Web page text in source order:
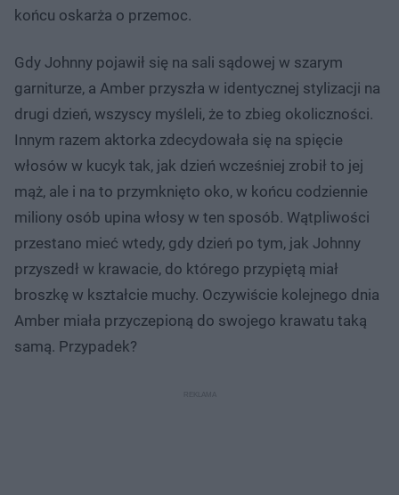
końcu oskarża o przemoc.
Gdy Johnny pojawił się na sali sądowej w szarym
garniturze, a Amber przyszła w identycznej stylizacji na
drugi dzień, wszyscy myśleli, że to zbieg okoliczności.
Innym razem aktorka zdecydowała się na spięcie
włosów w kucyk tak, jak dzień wcześniej zrobił to jej
mąż, ale i na to przymknięto oko, w końcu codziennie
miliony osób upina włosy w ten sposób. Wątpliwości
przestano mieć wtedy, gdy dzień po tym, jak Johnny
przyszedł w krawacie, do którego przypiętą miał
broszkę w kształcie muchy. Oczywiście kolejnego dnia
Amber miała przyczepioną do swojego krawatu taką
samą. Przypadek?